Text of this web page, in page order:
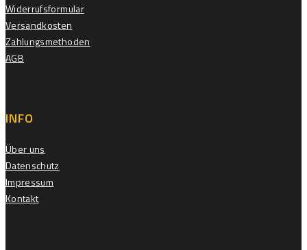
Widerrufsformular
Versandkosten
Zahlungsmethoden
AGB
INFO
Über uns
Datenschutz
Impressum
Kontakt